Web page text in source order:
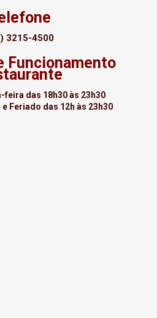
3215-4500
Funcionamento
feira das 18h30 às 23h30
Feriado das 12h às 23h30